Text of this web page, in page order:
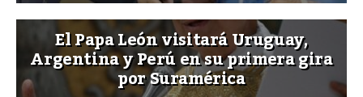
El Papa León visitará Uruguay,
Argentina y Perú en su primera gira
por Suramérica